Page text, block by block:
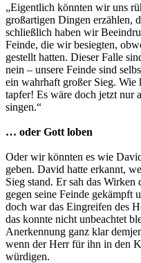
„Eigentlich könnten wir uns
großartigen Dingen erzählen,
schließlich haben wir
Feinde, die wir besiegten,
gestellt hatten. Dieser Falle
nein – unsere Feinde sind
ein wahrhaft großer Sieg.
tapfer! Es wäre doch jetzt nur
singen.“
… oder Gott loben
Oder wir könnten es wie
geben. David hatte erkannt,
Sieg stand. Er sah das
gegen seine Feinde gekämpft
doch war das Eingreifen des
das konnte nicht unbeachtet
Anerkennung ganz klar
wenn der Herr für ihn in den
würdigen.